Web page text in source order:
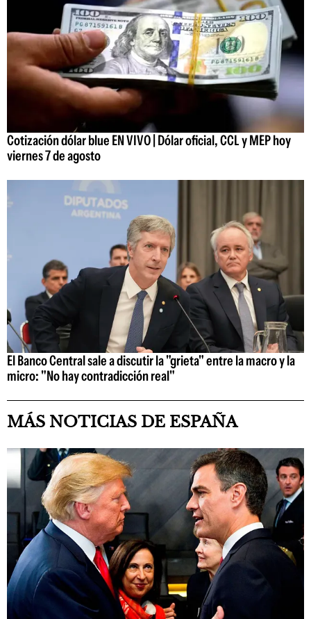
Cotización dólar blue EN VIVO | Dólar oficial, CCL y MEP hoy
viernes 7 de agosto
El Banco Central sale a discutir la "grieta" entre la macro y la
micro: "No hay contradicción real"
MÁS NOTICIAS DE ESPAÑA